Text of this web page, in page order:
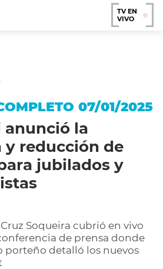
TV EN
VIVO
07/01/2025
anunció la
reducción de
jubilados y
Soqueira cubrió en vivo
de prensa donde
porteño detalló los nuevos